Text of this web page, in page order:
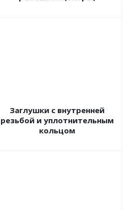
Заглушки с внутренней
резьбой и уплотнительным
кольцом